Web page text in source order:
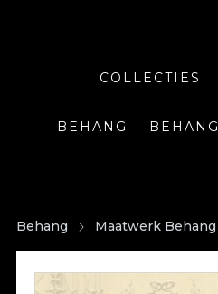
COLLECTIES
BEHANG
Behang Maatwerk Behang